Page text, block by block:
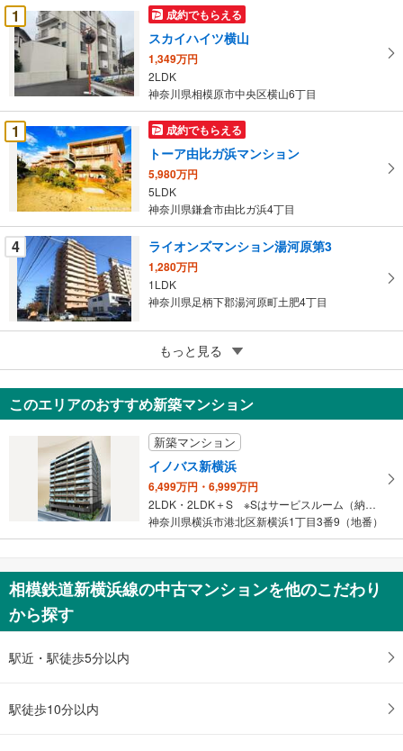
件
を
マ
イ
ペ
ー
ジ
に
保
存
す
る
1 成約でもらえる
スカイハイツ横山
1,349万円
2LDK
神奈川県相模原市中央区横山6丁目
1 成約でもらえる
トーア由比ガ浜マンション
5,980万円
5LDK
神奈川県鎌倉市由比ガ浜4丁目
4 ライオンズマンション湯河原第3
1,280万円
1LDK
神奈川県足柄下郡湯河原町土肥4丁目
成約でもらえる
星和平塚宝町ハイツ
1,980万円
1LDK＋S
もっと見る
このエリアのおすすめ新築マンション
新築マンション
イノバス新横浜
6,499万円・6,999万円
2LDK・2LDK＋S ※Sはサービスルーム（納戸）です。
神奈川県横浜市港北区新横浜1丁目3番9（地番）
相模鉄道新横浜線の中古マンションを他のこだわり
から探す
駅近・駅徒歩5分以内
駅徒歩10分以内